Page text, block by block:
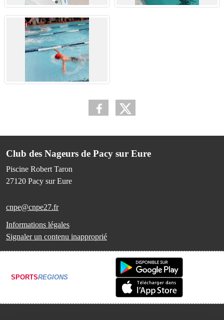
Club des Nageurs de Pacy sur Eure
Piscine Robert Taron
27120 Pacy sur Eure
cnpe@cnpe27.fr
Informations légales
Signaler un contenu inapproprié
SPORTSREGIONS